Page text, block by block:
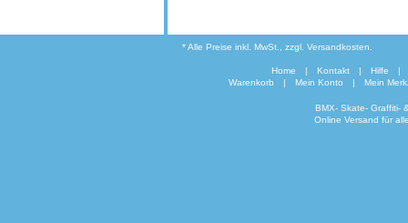
* Alle Preise inkl. MwSt., zzgl. Versandkosten.
Home | Kontakt | Hilfe
|
Warenkorb
| Mein Konto | Mein
BMX- Skate- Graffiti-
Online Versand für